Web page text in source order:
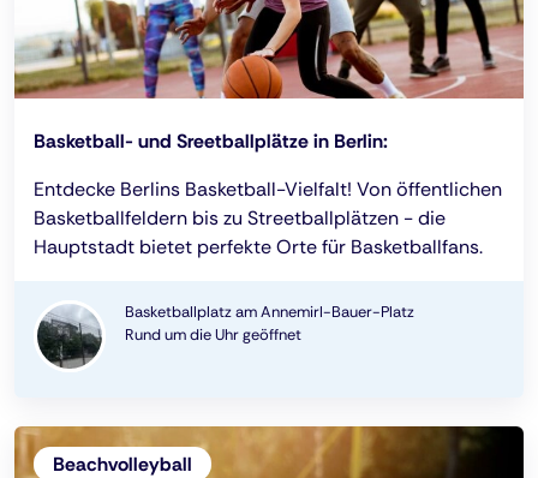
Basketball- und Sreetballplätze in Berlin:
Entdecke Berlins Basketball-Vielfalt! Von öffentlichen
Basketballfeldern bis zu Streetballplätzen - die
Hauptstadt bietet perfekte Orte für Basketballfans.
Basketballplatz am Annemirl-Bauer-Platz
Rund um die Uhr geöffnet
Beachvolleyball